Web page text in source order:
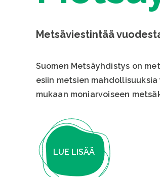
Metsäviestintää
Suomen Metsäyhdistys on
esiin metsien
mukaan moniarvoiseen
LUE LISÄÄ